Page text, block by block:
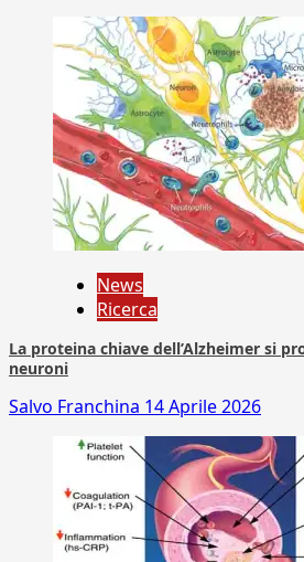
News
Ricerca
La proteina chiave dell’Alzheimer si
neuroni
Salvo Franchina 14 Aprile 2026